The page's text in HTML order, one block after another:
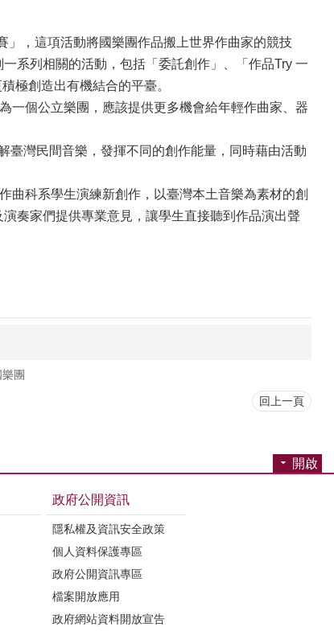
，這項活動將國樂團作品搬上世界作曲家的競技
系列相關的活動，包括「委託創作」、「作品Try 一
極創造出有機結合的平臺。
一個公立樂團，應該提供更多機會給年輕作曲家、器
臺灣民間音樂，發揮不同的創作能量，同時藉由活動
曲科系學生演練新創作，以臺灣本土音樂為素材的創
奏家們提供專業意見，讓學生直接聽到作品演出聲
團
回上一頁
開啟
政府公開資訊
隱私權及資訊安全政策
個人資料保護專區
政府公開資訊專區
檔案開放應用
政府網站資料開放宣告